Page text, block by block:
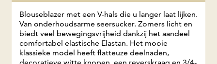
Blouseblazer met een V-hals die u langer laat lijken.
Van onderhoudsarme seersucker. Zomers licht en
biedt veel bewegingsvrijheid dankzij het aandeel
comfortabel elastische Elastan. Het mooie
klassieke model heeft flatteuze deelnaden,
decoratieve witte knopen, een reverskraag en 3/4-